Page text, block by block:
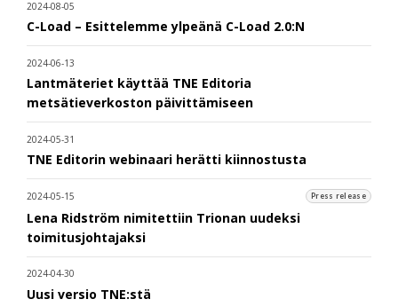
2024-08-05
C-Load – Esittelemme ylpeänä C-Load 2.0:N
2024-06-13
Lantmäteriet käyttää TNE Editoria
metsätieverkoston päivittämiseen
2024-05-31
TNE Editorin webinaari herätti kiinnostusta
2024-05-15 Press release
Lena Ridström nimitettiin Trionan uudeksi
toimitusjohtajaksi
2024-04-30
Uusi versio TNE:stä